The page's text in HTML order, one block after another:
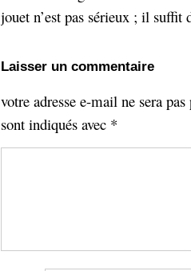
jouet n’est pas sérieux ; il
Laisser un commentaire
votre adresse e-mail ne sera
sont indiqués avec *